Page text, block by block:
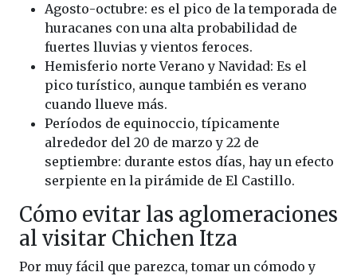
Agosto-octubre: es el pico de la temporada de
huracanes con una alta probabilidad de
fuertes lluvias y vientos feroces.
Hemisferio norte Verano y Navidad: Es el
pico turístico, aunque también es verano
cuando llueve más.
Períodos de equinoccio, típicamente
alrededor del 20 de marzo y 22 de
septiembre: durante estos días, hay un efecto
serpiente en la pirámide de El Castillo.
Cómo evitar las aglomeraciones
al visitar Chichen Itza
Por muy fácil que parezca, tomar un cómodo y